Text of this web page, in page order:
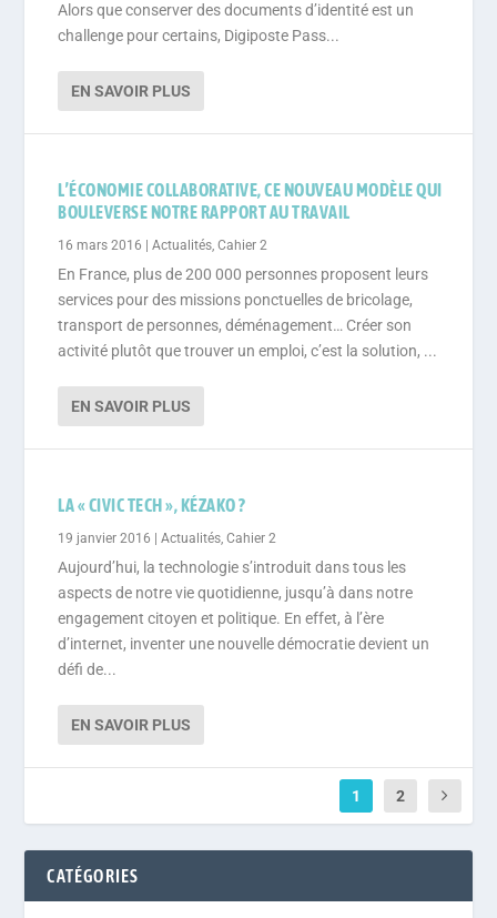
Alors que conserver des documents d’identité est un
challenge pour certains, Digiposte Pass...
EN SAVOIR PLUS
L’ÉCONOMIE COLLABORATIVE, CE NOUVEAU MODÈLE QUI
BOULEVERSE NOTRE RAPPORT AU TRAVAIL
16 mars 2016 |Actualités,Cahier 2
En France, plus de 200 000 personnes proposent leurs
services pour des missions ponctuelles de bricolage,
transport de personnes, déménagement… Créer son
activité plutôt que trouver un emploi, c’est la solution, ...
EN SAVOIR PLUS
LA « CIVIC TECH », KÉZAKO ?
19 janvier 2016 |Actualités,Cahier 2
Aujourd’hui, la technologie s’introduit dans tous les
aspects de notre vie quotidienne, jusqu’à dans notre
engagement citoyen et politique. En effet, à l’ère
d’internet, inventer une nouvelle démocratie devient un
défi de...
EN SAVOIR PLUS
1 2
CATÉGORIES